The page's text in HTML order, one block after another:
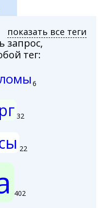
показать все теги
запрос,
тег:
6
32
22
402